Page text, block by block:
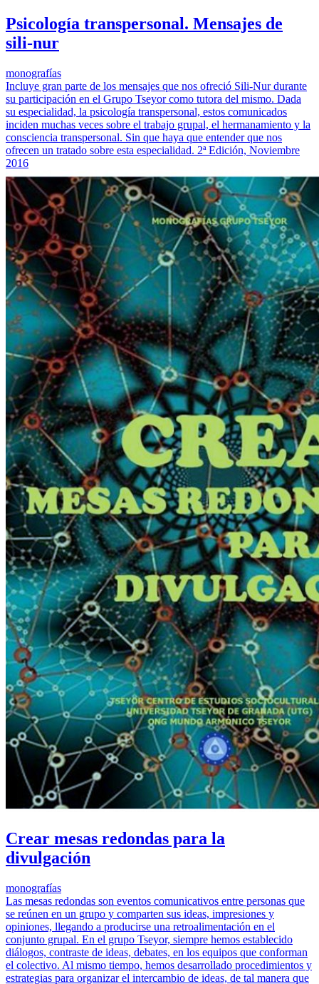
Psicología transpersonal. Mensajes de
sili-nur
monografías
Incluye gran parte de los mensajes que nos ofreció Sili-Nur durante
su participación en el Grupo Tseyor como tutora del mismo. Dada
su especialidad, la psicología transpersonal, estos comunicados
inciden muchas veces sobre el trabajo grupal, el hermanamiento y la
consciencia transpersonal. Sin que haya que entender que nos
ofrecen un tratado sobre esta especialidad. 2ª Edición, Noviembre
2016
Crear mesas redondas para la
divulgación
monografías
Las mesas redondas son eventos comunicativos entre personas que
se reúnen en un grupo y comparten sus ideas, impresiones y
opiniones, llegando a producirse una retroalimentación en el
conjunto grupal. En el grupo Tseyor, siempre hemos establecido
diálogos, contraste de ideas, debates, en los equipos que conforman
el colectivo. Al mismo tiempo, hemos desarrollado procedimientos y
estrategias para organizar el intercambio de ideas, de tal manera que